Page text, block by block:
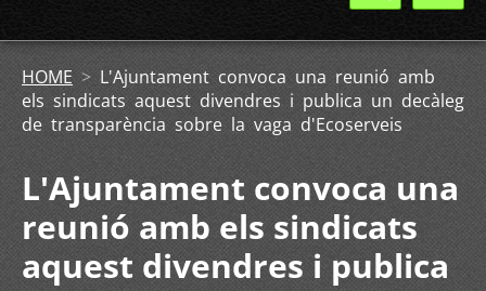
HOME > L'Ajuntament convoca una reunió amb
els sindicats aquest divendres i publica un decàleg
de transparència sobre la vaga d'Ecoserveis
L'Ajuntament convoca una
reunió amb els sindicats
aquest divendres i publica